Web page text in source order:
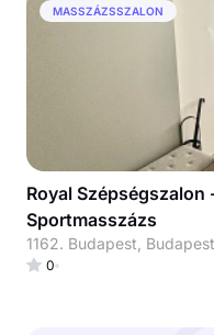
MASSZÁZSSZALON
Royal Szépségszalon
Sportmasszázs
1162. Budapest,
0